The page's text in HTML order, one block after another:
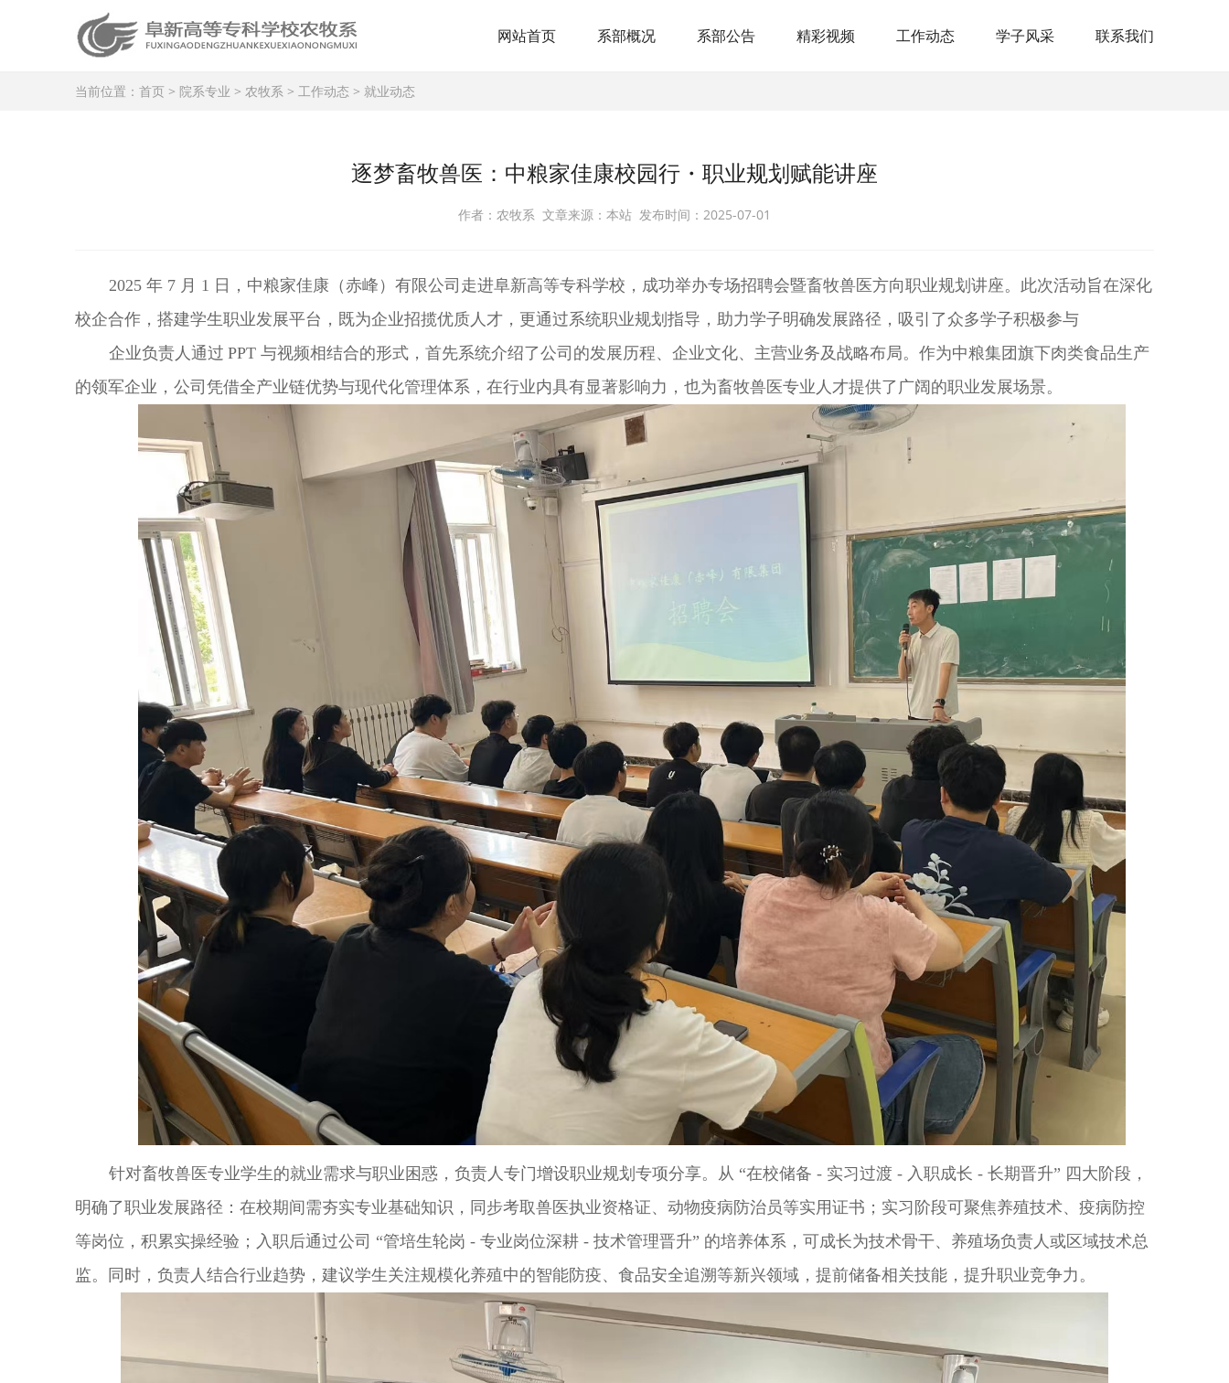
网站首页 系部概况 系部公告 精彩视频 工作动态 学子风采 联系我们
当前位置： 首页 > 院系专业 > 农牧系 > 工作动态 > 就业动态
逐梦畜牧兽医：中粮家佳康校园行・职业规划赋能讲座
作者：农牧系 文章来源：本站 发布时间：2025-07-01
2025 年 7 月 1 日，中粮家佳康（赤峰）有限公司走进阜新高等专科学校，成功举办专场招聘会暨畜牧兽医方向职业规划讲座。此次活动旨在深化
校企合作，搭建学生职业发展平台，既为企业招揽优质人才，更通过系统职业规划指导，助力学子明确发展路径，吸引了众多学子积极参与
企业负责人通过 PPT 与视频相结合的形式，首先系统介绍了公司的发展历程、企业文化、主营业务及战略布局。作为中粮集团旗下肉类食品生产
的领军企业，公司凭借全产业链优势与现代化管理体系，在行业内具有显著影响力，也为畜牧兽医专业人才提供了广阔的职业发展场景。
针对畜牧兽医专业学生的就业需求与职业困惑，负责人专门增设职业规划专项分享。从 “在校储备 - 实习过渡 - 入职成长 - 长期晋升” 四大阶段，
明确了职业发展路径：在校期间需夯实专业基础知识，同步考取兽医执业资格证、动物疫病防治员等实用证书；实习阶段可聚焦养殖技术、疫病防控
等岗位，积累实操经验；入职后通过公司 “管培生轮岗 - 专业岗位深耕 - 技术管理晋升” 的培养体系，可成长为技术骨干、养殖场负责人或区域技术总
监。同时，负责人结合行业趋势，建议学生关注规模化养殖中的智能防疫、食品安全追溯等新兴领域，提前储备相关技能，提升职业竞争力。